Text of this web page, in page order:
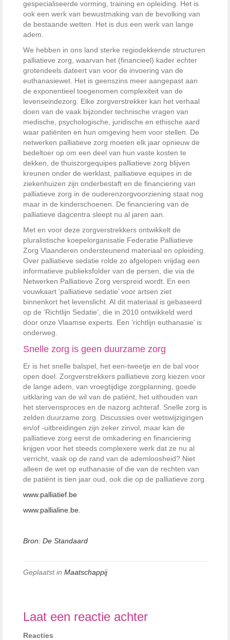
gespecialiseerde vorming, training en opleiding. Het is
ook een werk van bewustmaking van de bevolking van
de bestaande wetten. Het is dus een werk van lange
adem.
We hebben in ons land sterke regiodekkende structuren
palliatieve zorg, waarvan het (financieel) kader echter
grotendeels dateert van voor de invoering van de
euthanasiewet. Het is geenszins meer aangepast aan
de exponentieel toegenomen complexiteit van de
levenseindezorg. Elke zorgverstrekker kan het verhaal
doen van de vaak bijzonder technische vragen van
medische, psychologische, juridische en ethische aard
waar patiënten en hun omgeving hem voor stellen. De
netwerken palliatieve zorg moeten elk jaar opnieuw de
bedeltoer op om een deel van hun vaste kosten te
dekken, de thuiszorgequipes palliatieve zorg blijven
kreunen onder de werklast, palliatieve equipes in de
ziekenhuizen zijn onderbestaft en de financiering van
palliatieve zorg in de ouderenzorgvoorziening staat nog
maar in de kinderschoenen. De financiering van de
palliatieve dagcentra sleept nu al jaren aan.
Met en voor deze zorgverstrekkers ontwikkelt de
pluralistische koepelorganisatie Federatie Palliatieve
Zorg Vlaanderen ondersteunend materiaal en opleiding.
Over palliatieve sedatie rolde zo afgelopen vrijdag een
informatieve publieksfolder van de persen, die via de
Netwerken Palliatieve Zorg verspreid wordt. En een
vouwkaart ‘palliatieve sedatie’ voor artsen ziet
binnenkort het levenslicht. Al dit materiaal is gebaseerd
op de ‘Richtlijn Sedatie’, die in 2010 ontwikkeld werd
door onze Vlaamse experts. Een ‘richtlijn euthanasie’ is
onderweg.
Snelle zorg is geen duurzame zorg
Er is het snelle balspel, het een-tweetje en de bal voor
open doel. Zorgverstrekkers palliatieve zorg kiezen voor
de lange adem, van vroegtijdige zorgplanning, goede
uitklaring van de wil van de patiënt, het uithouden van
het stervensproces en de nazorg achteraf. Snelle zorg is
zelden duurzame zorg. Discussies over wetswijzigingen
en/of -uitbreidingen zijn zeker zinvol, maar kan de
palliatieve zorg eerst de omkadering en financiering
krijgen voor het steeds complexere werk dat ze nu al
verricht, vaak op de rand van de ademloosheid? Niet
alleen de wet op euthanasie of die van de rechten van
de patiënt is tien jaar oud, ook die op de palliatieve zorg.
www.palliatief.be
www.pallialine.be.
Bron: De Standaard
Geplaatst in Maatschappij
Laat een reactie achter
Reacties